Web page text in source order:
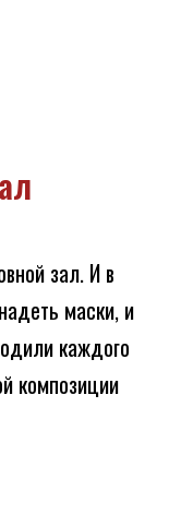
зал. И в
маски, и
каждого
композиции